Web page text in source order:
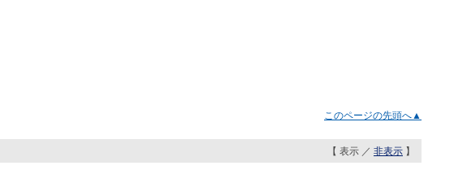
このページの先頭へ▲
【 表示 ／ 非表示 】